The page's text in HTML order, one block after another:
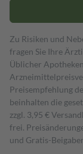
Zu Risiken und
fragen Sie Ihre
Üblicher
Preisempfehlung
beinhalten die
zzgl. 3,95 €
frei.
und Gratis-